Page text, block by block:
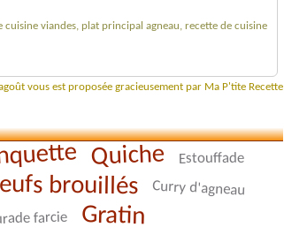
viandes, plat principal agneau, recette de cuisine
vous est proposée gracieusement par Ma P'tite Recette
Quiche Estouffade
brouillés Curry d'agneau
farcie Gratin